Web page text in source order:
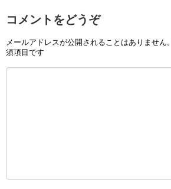
コメントをどうぞ
メールアドレスが公開されることはありません。
須項目です